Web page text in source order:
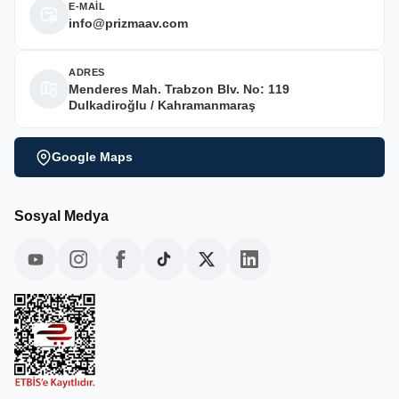
E-MAİL
info@prizmaav.com
ADRES
Menderes Mah. Trabzon Blv. No: 119
Dulkadiroğlu / Kahramanmaraş
Google Maps
Sosyal Medya